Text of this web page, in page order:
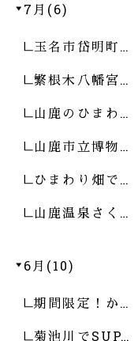
7月(6)
玉名市岱明町…
繁根木八幡宮…
山鹿のひまわ…
山鹿市立博物…
ひまわり畑で…
山鹿温泉さく…
6月(10)
期間限定！か…
菊池川でSUP…